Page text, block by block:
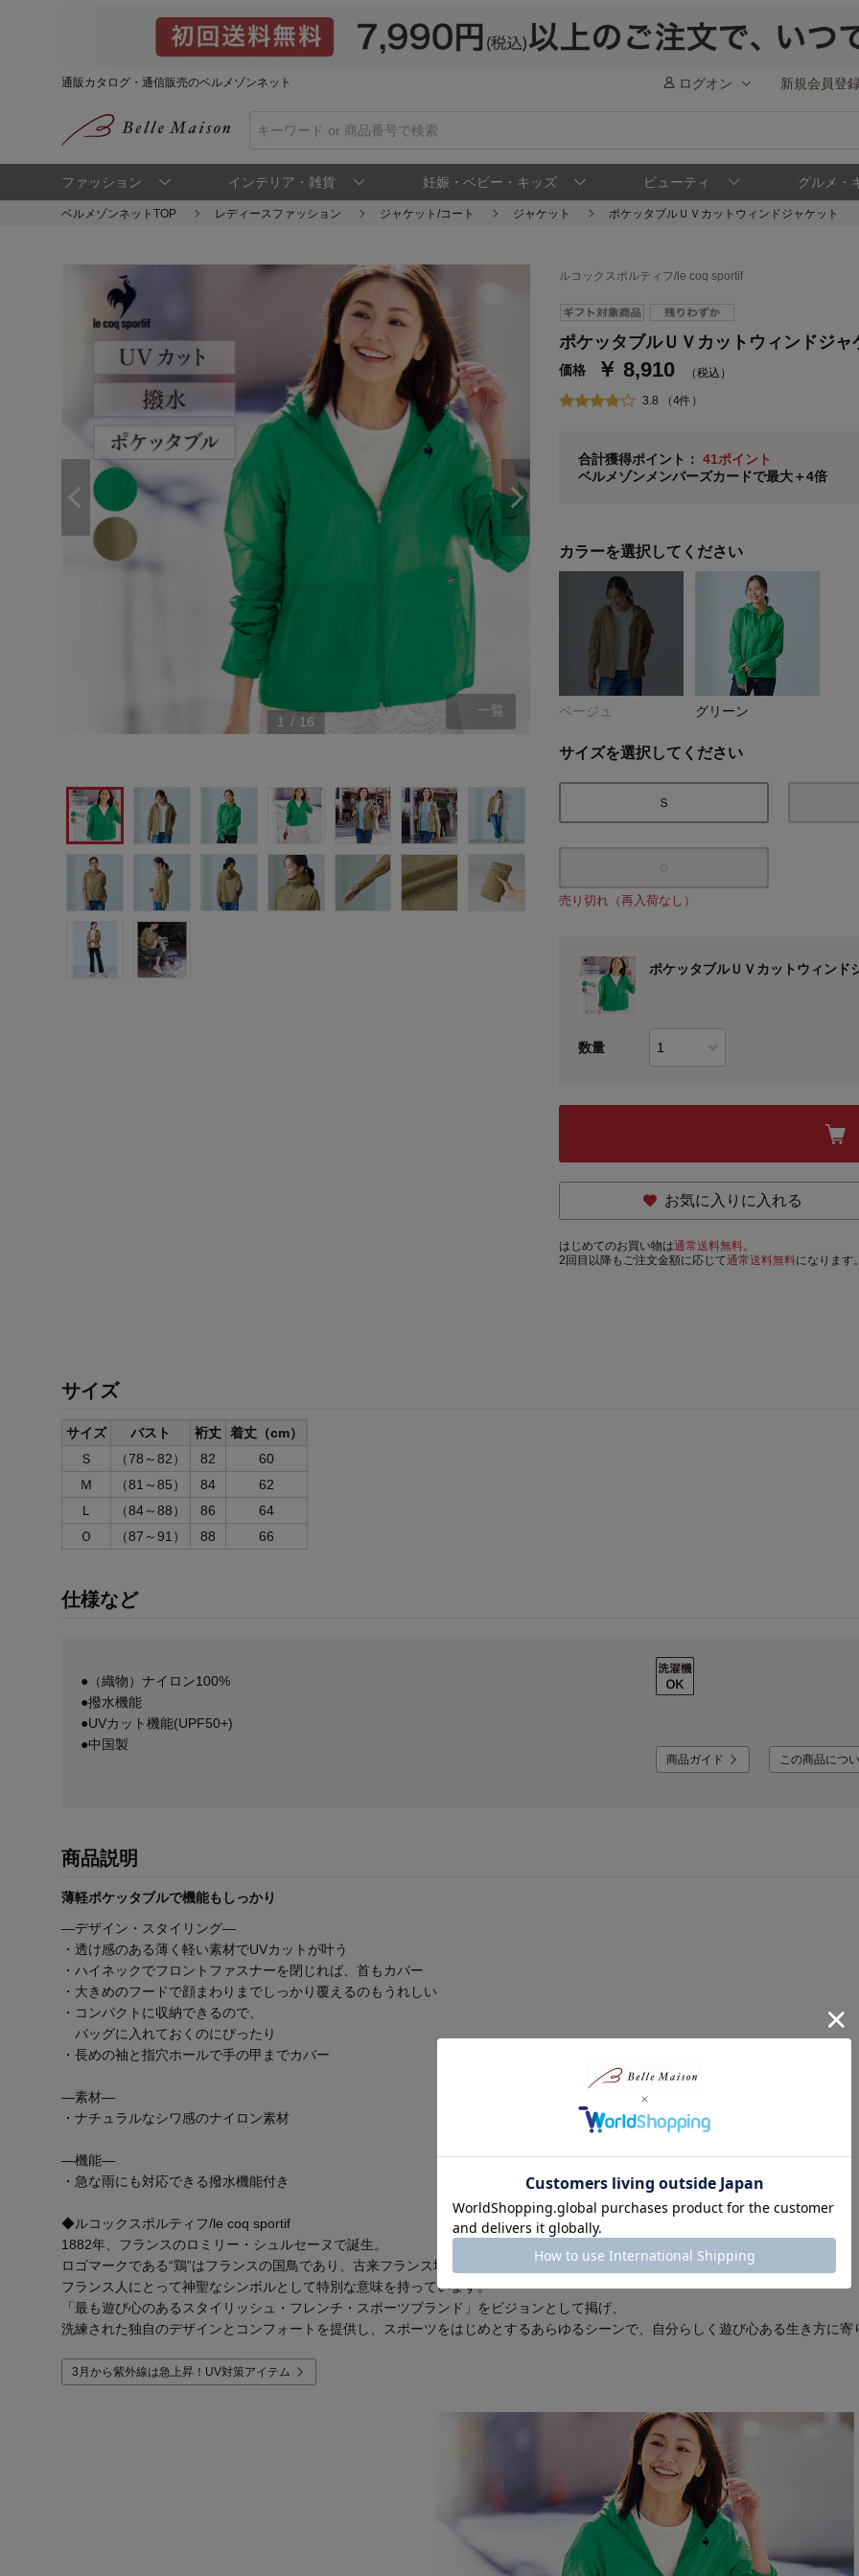
通販カタログ・通信販売のベルメゾンネット ログオン 新規会員登録
ファッション インテリア・雑貨 妊娠・ベビー・キッズ ビューティ グルメ・
ベルメゾンネットTOP レディースファッション ジャケット/コート ジャケット ポケッタブルＵＶカットウィンドジャケット
1 / 16
一覧
ルコックスポルティフ/le coq sportif
ポケッタブルＵＶカットウィンドジャ
価格 ￥ 8,910 （税込）
3.8 （4件）
合計獲得ポイント：41ポイント
ベルメゾンメンバーズカードで最大＋4倍
ステージが上がれば送料無料・返品引取無料！
さらにポイント還元最大16倍！
ベルメゾンご優待サービスについて
通常商品送料無料 返品引取無料（JCBのみ）
※メンバーズカードの加算ポイントはステージ倍率適
カラーを選択してください
ベージュ グリーン
サイズを選択してください
Ｓ
売り切れ（再入荷なし）
ポケッタブルＵＶカットウィンド
数量
お気に入りに入れる
はじめてのお買い物は通常送料無料。
2回目以降もご注文金額に応じて通常送料無料になります
サイズ
サイズ バスト 裄丈 着丈（cm）
Ｓ
（78～82） 82
60
Ｍ
（81～85） 84
62
Ｌ
（84～88） 86
64
Ｏ
（87～91） 88 66
仕様など
●（織物）ナイロン100%
●撥水機能
●UVカット機能(UPF50+)
●中国製
商品ガイド この商品につ
商品説明
薄軽ポケッタブルで機能もしっかり
―デザイン・スタイリング―
・透け感のある薄く軽い素材でUVカットが叶う
・ハイネックでフロントファスナーを閉じれば、首もカバー
・大きめのフードで顔まわりまでしっかり覆えるのもうれしい
・コンパクトに収納できるので、
バッグに入れておくのにぴったり
・長めの袖と指穴ホールで手の甲までカバー
―素材―
・ナチュラルなシワ感のナイロン素材
―機能―
・急な雨にも対応できる撥水機能付き
◆ルコックスポルティフ/le coq sportif
1882年、フランスのロミリー・シュルセーヌで誕生。
ロゴマークである“鶏”はフランスの国鳥であり、古来フランス地方に移住し始めたガリア族の旗印が“戦う鶏”であったことから、
フランス人にとって神聖なシンボルとして特別な意味を持っています。
「最も遊び心のあるスタイリッシュ・フレンチ・スポーツブランド」をビジョンとして掲げ、
洗練された独自のデザインとコンフォートを提供し、スポーツをはじめとするあらゆるシーンで、自分らしく遊び心ある生き方に寄
3月から紫外線は急上昇！UV対策アイテム